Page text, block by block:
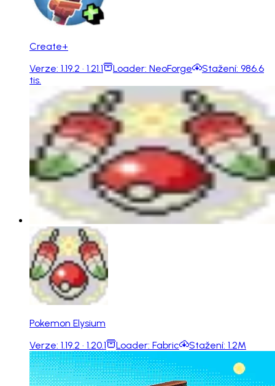
Create+
Verze: 1.19.2 · 1.21.1 Loader: NeoForge Stažení: 986.6
tis.
Pokemon Elysium
Verze: 1.19.2 · 1.20.1 Loader: Fabric Stažení: 1.2M